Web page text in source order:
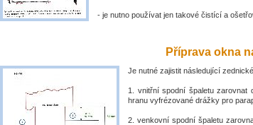
- je nutno používat jen takové čistící a
Příprava okna
Je nutné zajistit následující
1. vnitřní spodní špaletu zarovnat
hranu vyfrézované drážky pro
2. venkovní spodní špaletu